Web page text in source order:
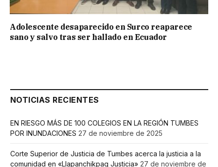
Adolescente desaparecido en Surco reaparece
sano y salvo tras ser hallado en Ecuador
NOTICIAS RECIENTES
EN RIESGO MÁS DE 100 COLEGIOS EN LA REGIÓN TUMBES
POR INUNDACIONES 27 de noviembre de 2025
Corte Superior de Justicia de Tumbes acerca la justicia a la
comunidad en «Llapanchikpaq Justicia» 27 de noviembre de